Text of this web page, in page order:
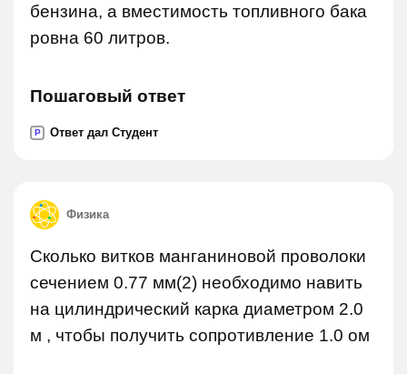
бензина, а вместимость топливного бака
ровна 60 литров.
Пошаговый ответ
P Ответ дал Студент
Физика
Сколько витков манганиновой проволоки
сечением 0.77 мм(2) необходимо навить
на цилиндрический карка диаметром 2.0
м , чтобы получить сопротивление 1.0 ом